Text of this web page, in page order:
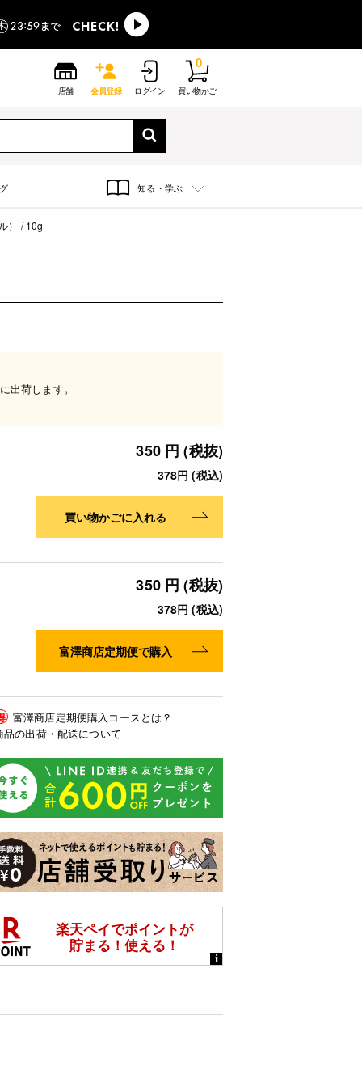
店舗 会員登録 ログイン 買い物かご
0
知る・学ぶ
） / 10g
に出荷します。
350 円 (税抜)
378円 (税込)
買い物かごに入れる
350 円 (税抜)
378円 (税込)
富澤商店定期便で購入
富澤商店定期便購入コースとは？
品の出荷・配送について